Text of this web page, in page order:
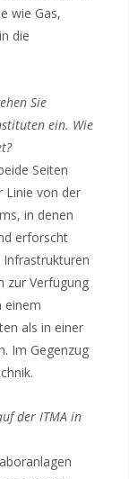
wie Gas,
die
Sie
ein. Wie
Seiten
Linie von der
in denen
erforscht
Infrastrukturen
zur Verfügung
einem
als in einer
Im Gegenzug
der ITMA in